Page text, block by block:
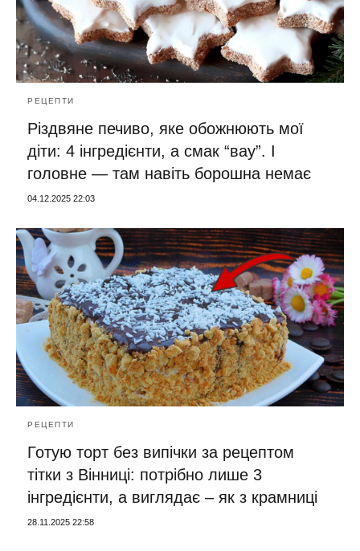
РЕЦЕПТИ
Різдвяне печиво, яке обожнюють мої
діти: 4 інгредієнти, а смак “вау”. І
головне — там навіть борошна немає
04.12.2025 22:03
РЕЦЕПТИ
Готую торт без випічки за рецептом
тітки з Вінниці: потрібно лише 3
інгредієнти, а виглядає – як з крамниці
28.11.2025 22:58